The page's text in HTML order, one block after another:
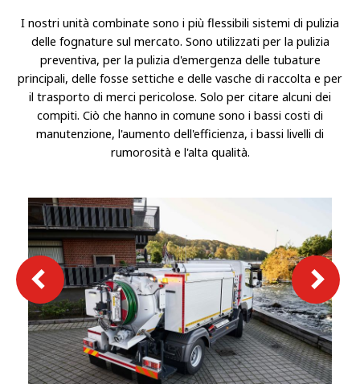
I nostri unità combinate sono i più flessibili sistemi di pulizia
delle fognature sul mercato. Sono utilizzati per la pulizia
preventiva, per la pulizia d'emergenza delle tubature
principali, delle fosse settiche e delle vasche di raccolta e per
il trasporto di merci pericolose. Solo per citare alcuni dei
compiti. Ciò che hanno in comune sono i bassi costi di
manutenzione, l'aumento dell'efficienza, i bassi livelli di
rumorosità e l'alta qualità.